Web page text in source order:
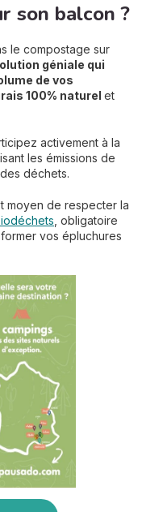
son balcon ?
le compostage sur
géniale qui
de vos
100% naturel et
activement à la
les émissions de
déchets.
moyen de respecter la
, obligatoire
vos épluchures